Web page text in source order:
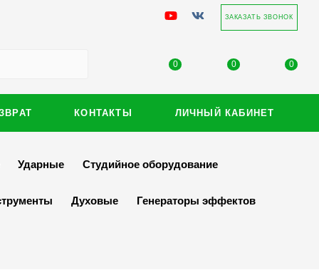
ЗАКАЗАТЬ ЗВОНОК
0 0 0
КОНТАКТЫ ЛИЧНЫЙ КАБИНЕТ
Ударные Студийное оборудование
Духовые Генераторы эффектов